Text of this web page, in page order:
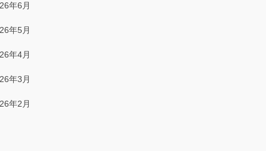
2025年7月
2025年6月
2025年5月
年6月
年5月
年4月
年3月
年2月